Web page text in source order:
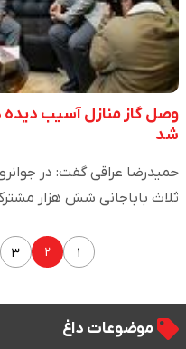
وصل گاز منازل آسیب دیده
شد
ثلاث باباجانی شش هزار
۱ ۲ ۳
موضوعات داغ